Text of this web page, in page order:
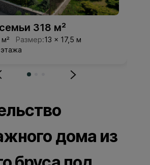
318 м²
Размер:13 × 17,5 м
дома из